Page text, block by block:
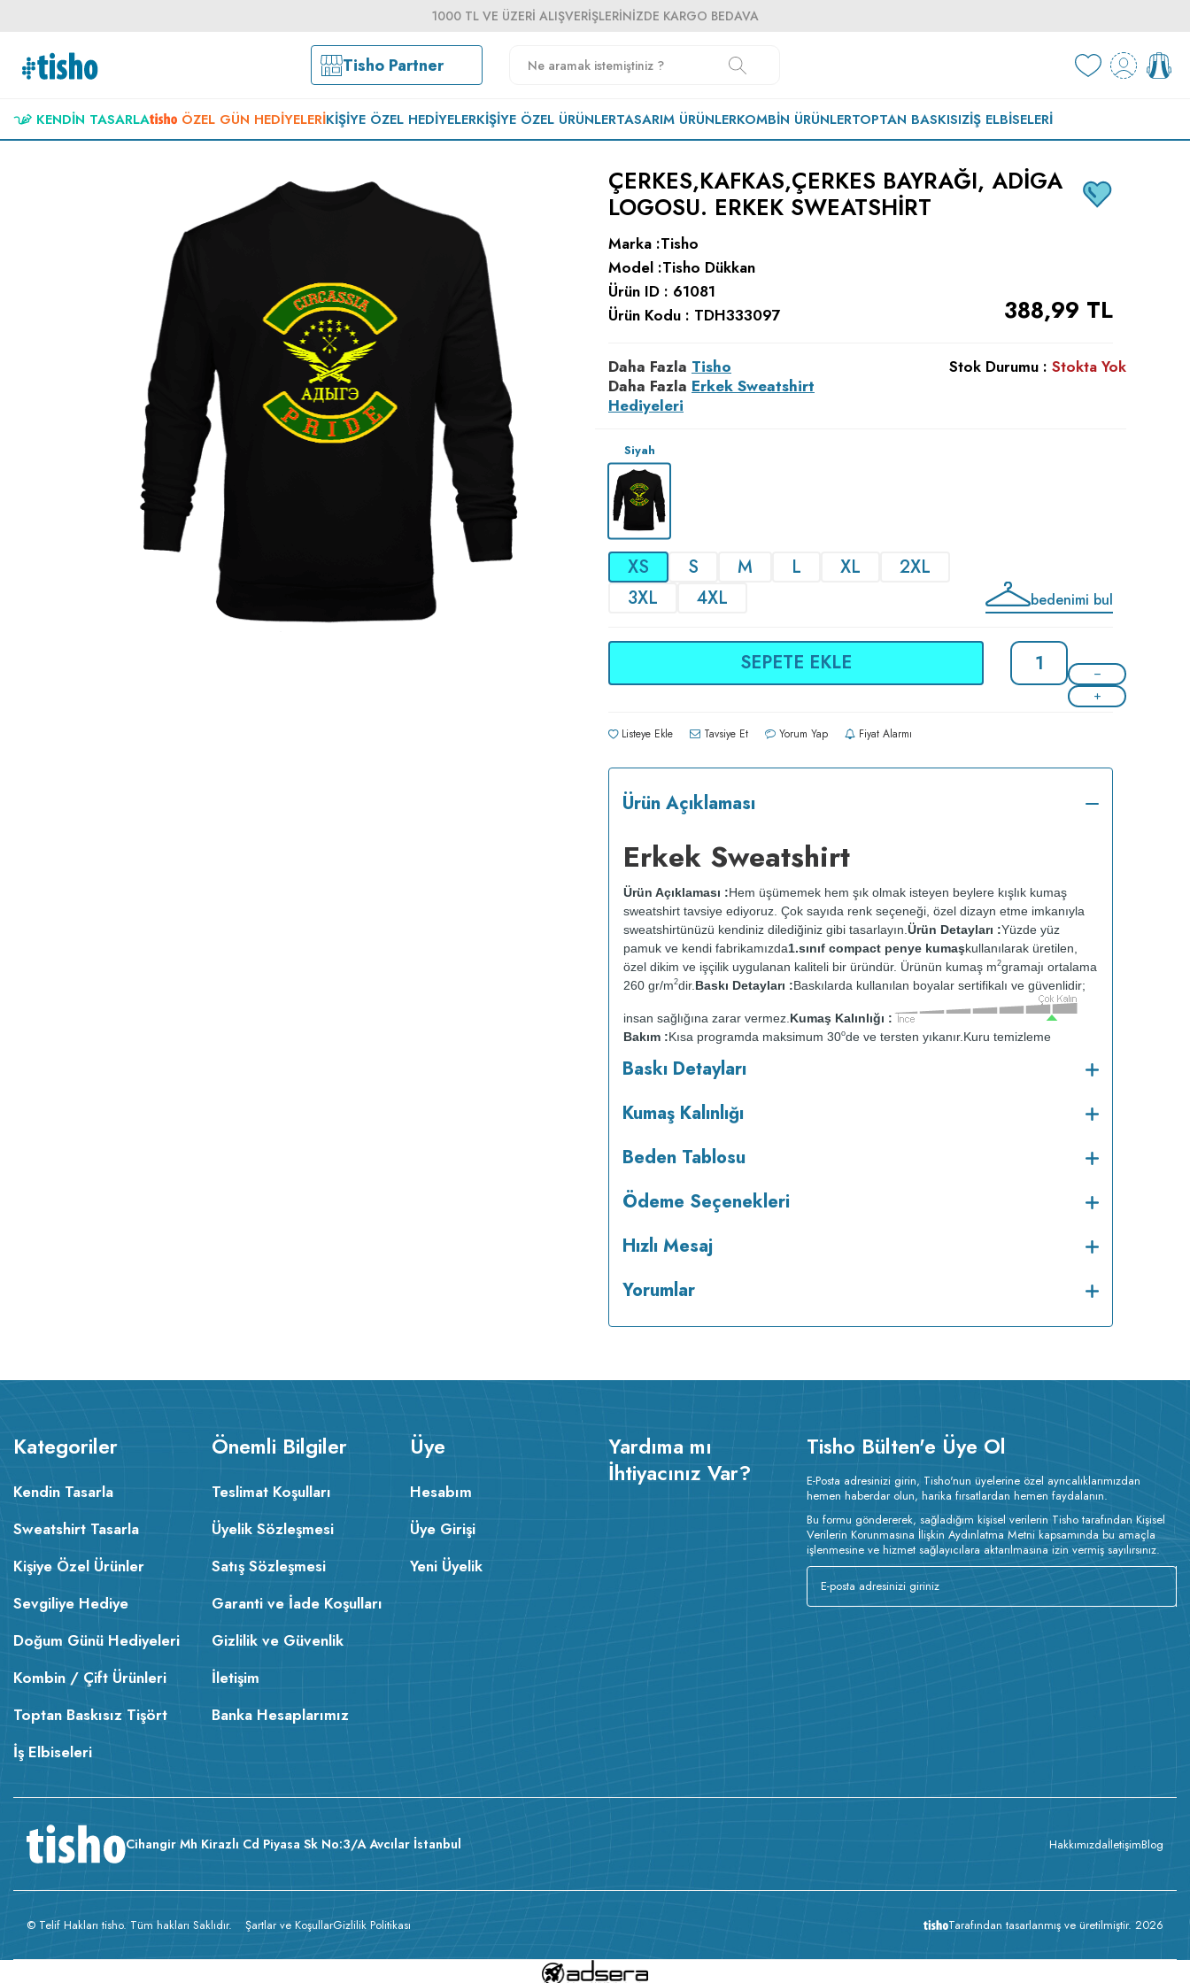
1000 TL VE ÜZERI ALIŞVERIŞLERINIZDE KARGO BEDAVA
Tisho Partner
KENDIN TASARLA ÖZEL GÜN HEDIYELERIKIŞIYE ÖZEL HEDIYELERKIŞIYE ÖZEL ÜRÜNLERTASARIM ÜRÜNLERKOMBIN ÜRÜNLERTOPTAN BASKISIZİŞ ELBISELERI
ÇERKES,KAFKAS,ÇERKES BAYRAĞI, ADIGA
LOGOSU. ERKEK SWEATSHIRT
Marka :Tisho
Model :Tisho Dükkan
Ürün ID : 61081
Ürün Kodu : TDH333097 388,99 TL
Daha Fazla Tisho
Daha Fazla Erkek Sweatshirt
Hediyeleri
Stok Durumu : Stokta Yok
Siyah
XS S M L XL
2XL
3XL
4XL bedenimi bul
SEPETE EKLE
Listeye Ekle Tavsiye Et Yorum Yap Fiyat Alarmı
Ürün Açıklaması
Erkek Sweatshirt
Ürün Açıklaması :Hem üşümemek hem şık olmak isteyen beylere kışlık kumaş
sweatshirt tavsiye ediyoruz. Çok sayıda renk seçeneği, özel dizayn etme imkanıyla
sweatshirtünüzü kendiniz dilediğiniz gibi tasarlayın. Ürün Detayları :Yüzde yüz
pamuk ve kendi fabrikamızda1.sınıf compact penye kumaşkullanılarak üretilen,
özel dikim ve işçilik uygulanan kaliteli bir üründür. Ürünün kumaş m2gramajı ortalama
260 gr/m2dir. Baskı Detayları :Baskılarda kullanılan boyalar sertifikalı ve güvenlidir;
insan sağlığına zarar vermez. Kumaş Kalınlığı :
Bakım :Kısa programda maksimum 30ode ve tersten yıkanır. Kuru temizleme
Baskı Detayları
Kumaş Kalınlığı
Beden Tablosu
Ödeme Seçenekleri
Hızlı Mesaj
Yorumlar
Kategoriler
Kendin Tasarla
Sweatshirt Tasarla
Kişiye Özel Ürünler
Sevgiliye Hediye
Doğum Günü Hediyeleri
Kombin / Çift Ürünleri
Toptan Baskısız Tişört
İş Elbiseleri
Önemli Bilgiler
Teslimat Koşulları
Üyelik Sözleşmesi
Satış Sözleşmesi
Garanti ve İade Koşulları
Gizlilik ve Güvenlik
İletişim
Banka Hesaplarımız
Üye
Hesabım
Üye Girişi
Yeni Üyelik
Yardıma mı
İhtiyacınız Var?
Tisho Bülten'e Üye Ol
E-Posta adresinizi girin, Tisho'nun üyelerine özel ayrıcalıklarımızdan
hemen haberdar olun, harika fırsatlardan hemen faydalanın.
Bu formu göndererek, sağladığım kişisel verilerin Tisho tarafından Kişisel
Verilerin Korunmasına İlişkin Aydınlatma Metni kapsamında bu amaçla
işlenmesine ve hizmet sağlayıcılara aktarılmasına izin vermiş sayılırsınız.
Cihangir Mh Kirazlı Cd Piyasa Sk No:3/A Avcılar İstanbul HakkımızdaİletişimBlog
© Telif Hakları tisho. Tüm hakları Saklıdır. Şartlar ve KoşullarGizlilik Politikası Tarafından tasarlanmış ve üretilmiştir. 2026